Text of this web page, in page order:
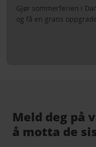
Gjør sommerferien i
og få en gratis
Meld deg på
å motta de